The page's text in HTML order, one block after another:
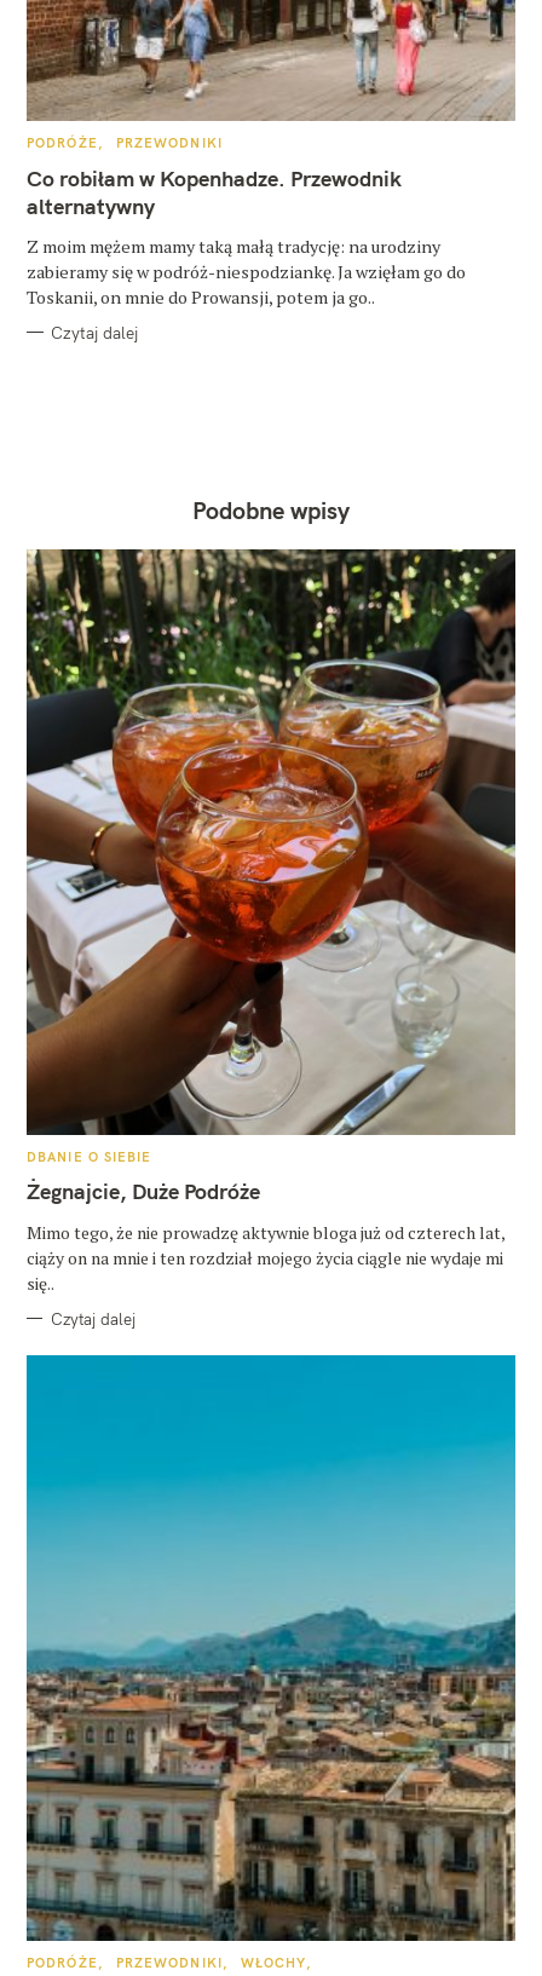
K
T
E
G
O
I
E
PODRÓŻE PRZEWODNIKI
Co robiłam w Kopenhadze. Przewodnik
alternatywny
Z moim mężem mamy taką małą tradycję: na urodziny
zabieramy się w podróż-niespodziankę. Ja wzięłam go do
Toskanii, on mnie do Prowansji, potem ja go..
Czytaj dalej
Podobne wpisy
K
T
E
O
R
I
DBANIE O SIEBIE
Żegnajcie, Duże Podróże
Mimo tego, że nie prowadzę aktywnie bloga już od czterech lat,
ciąży on na mnie i ten rozdział mojego życia ciągle nie wydaje mi
się..
Czytaj dalej
K
PODRÓŻE PRZEWODNIKI
WŁOCHY